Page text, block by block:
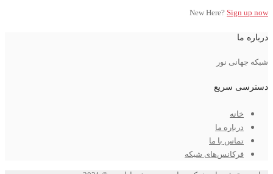
New Here? Sign up now
درباره ما
شبکه جهانی نور
دسترسی سریع
خانه
درباره ما
تماس با ما
فرکانس‌های شبکه